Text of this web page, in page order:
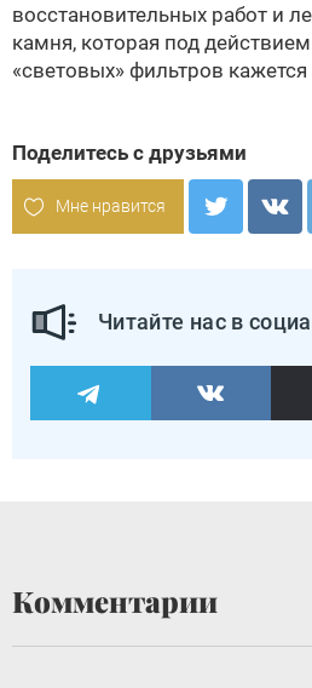
восстановительных работ и
камня, которая под
«световых» фильтров
Поделитесь с друзьями
Мне нравится
Читайте нас в
Комментарии